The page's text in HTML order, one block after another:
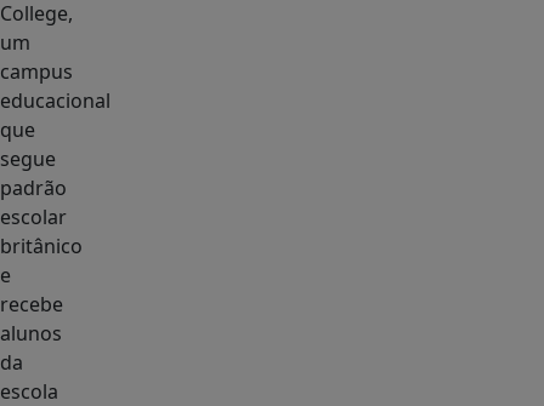
College,
um
campus
educacional
que
segue
padrão
escolar
britânico
e
recebe
alunos
da
escola